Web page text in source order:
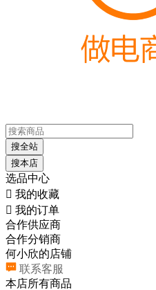
搜全站
搜本店
选品中心
 我的收藏
 我的订单
合作供应商
合作分销商
何小欣的店铺
联系客服
本店所有商品